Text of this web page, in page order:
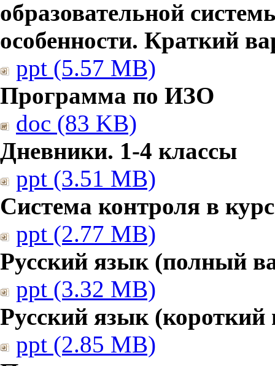
образовательной
особенности. Краткий
ppt (5.57 MB)
Программа по ИЗО
doc (83 KB)
Дневники. 1-4 классы
ppt (3.51 MB)
Система контроля в
ppt (2.77 MB)
Русский язык (полный
ppt (3.32 MB)
Русский язык (короткий
ppt (2.85 MB)